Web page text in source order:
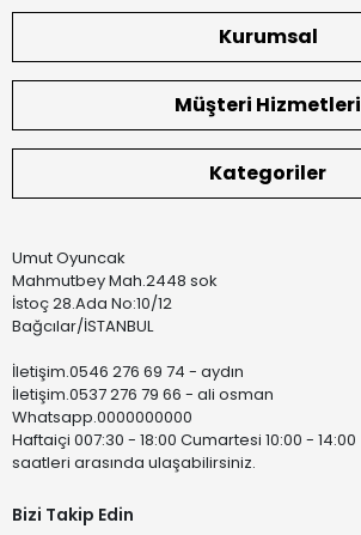
Kurumsal
Müşteri Hizmetleri
Kategoriler
Umut Oyuncak
Mahmutbey Mah.2448 sok
İstoç 28.Ada No:10/12
Bağcılar/İSTANBUL
İletişim.0546 276 69 74 - aydın
İletişim.0537 276 79 66 - ali osman
Whatsapp.0000000000
Haftaiçi 007:30 - 18:00 Cumartesi 10:00 - 14:00
saatleri arasında ulaşabilirsiniz.
Bizi Takip Edin